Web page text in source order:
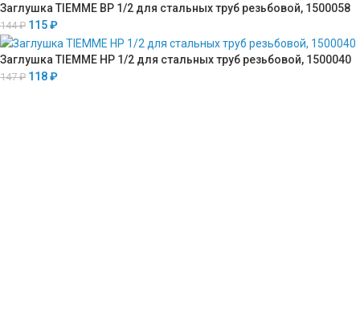
Заглушка TIEMME ВР 1/2 для стальных труб резьбовой, 1500058
144₽ 115₽
Заглушка TIEMME НР 1/2 для стальных труб резьбовой, 1500040
147₽ 118₽